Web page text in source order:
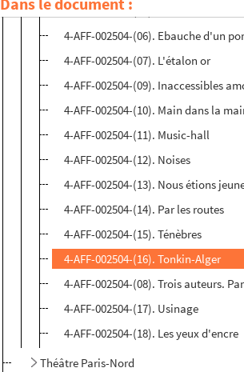
4-AFF-002504-(05). Le couloir
4-AFF-002504-(06). Ebauche d'un
4-AFF-002504-(07). L'étalon or
4-AFF-002504-(09). Inaccessibles
4-AFF-002504-(10). Main dans la
4-AFF-002504-(11). Music-hall
4-AFF-002504-(12). Noises
4-AFF-002504-(13). Nous étions
4-AFF-002504-(14). Par les routes
4-AFF-002504-(15). Ténèbres
4-AFF-002504-(16). Tonkin-Alger
4-AFF-002504-(08). Trois auteurs.
4-AFF-002504-(17). Usinage
4-AFF-002504-(18). Les yeux d'encre
Théâtre Paris-Nord